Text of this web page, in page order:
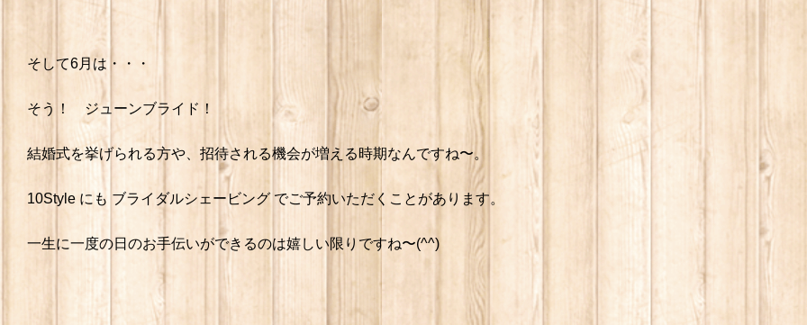
そして6月は・・・
そう！ ジューンブライド！
結婚式を挙げられる方や、招待される機会が増える時期なんですね〜。
10Style にも ブライダルシェービング でご予約いただくことがあります。
一生に一度の日のお手伝いができるのは嬉しい限りですね〜(^^)